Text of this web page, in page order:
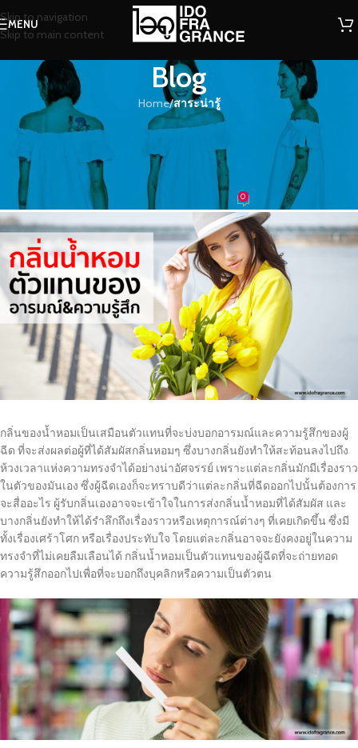
Skip to navigation
Skip to main content
MENU
Blog
Home/สาระน่ารู้
สาระน่ารู้
กลิ่นน้ำหอม….ตัวแทนของ
อารมณ์&ความรู้สึก
น้ำหอม On 25/03/2022 0
กลิ่นของน้ำหอมเป็นเสมือนตัวแทนที่จะบ่งบอกอารมณ์และความรู้สึกของผู้
ฉีด ที่จะส่งผลต่อผู้ที่ได้สัมผัสกลิ่นหอมๆ ซึ่งบางกลิ่นยังทำให้สะท้อนลงไปถึง
ห้วงเวลาแห่งความทรงจำได้อย่างน่าอัศจรรย์ เพราะแต่ละกลิ่นมักมีเรื่องราว
ในตัวของมันเอง ซึ่งผู้ฉีดเองก็จะทราบดีว่าแต่ละกลิ่นที่ฉีดออกไปนั้นต้องการ
จะสื่ออะไร ผู้รับกลิ่นเองอาจจะเข้าใจในการส่งกลิ่นน้ำหอมที่ได้สัมผัส และ
บางกลิ่นยังทำให้ได้รำลึกถึงเรื่องราวหรือเหตุการณ์ต่างๆ ที่เคยเกิดขึ้น ซึ่งมี
ทั้งเรื่องเศร้าโศก หรือเรื่องประทับใจ โดยแต่ละกลิ่นอาจจะยังคงอยู่ในความ
ทรงจำที่ไม่เคยลืมเลือนได้ กลิ่นน้ำหอมเป็นตัวแทนของผู้ฉีดที่จะถ่ายทอด
ความรู้สึกออกไปเพื่อที่จะบอกถึงบุคลิกหรือความเป็นตัวตน